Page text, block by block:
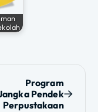
Program
Pendek
Perpustakaan